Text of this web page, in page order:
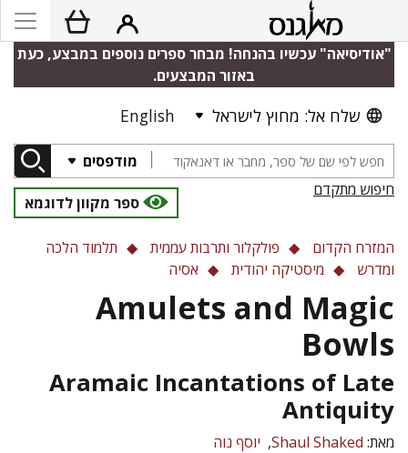
"אודיסיאה" עכשיו בהנחה! מבחר ספרים נוספים במבצע, כעת
באזור המבצעים.
שלח אל: מחוץ לישראל English
מודפסים
חיפוש מתקדם
ספר מקוון לדוגמא
המזרח הקדום פולקלור ותרבות עממית
תלמוד הלכה
ומדרש
מיסטיקה יהודית אסיה
Amulets and Magic
Bowls
Aramaic Incantations of Late
Antiquity
מאת: Shaul Shaked יוסף נוה